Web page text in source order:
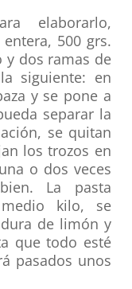
elaborarlo,
500 grs.
y dos ramas de
siguiente: en
y se pone a
separar la
se quitan
los trozos en
o dos veces
La pasta
medio kilo, se
de limón y
que todo esté
pasados unos